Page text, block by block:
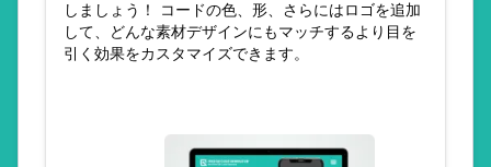
しましょう！ コードの色、形、さらにはロゴを追加
して、どんな素材デザインにもマッチするより目を
引く効果をカスタマイズできます。